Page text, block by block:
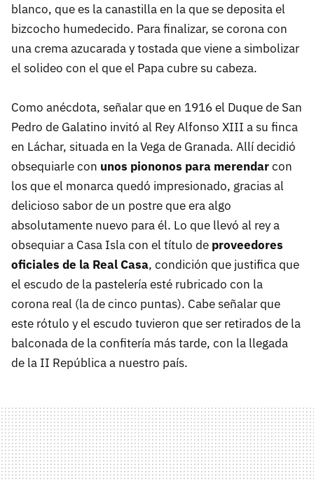
blanco, que es la canastilla en la que se deposita el
bizcocho humedecido. Para finalizar, se corona con
una crema azucarada y tostada que viene a simbolizar
el solideo con el que el Papa cubre su cabeza.
Como anécdota, señalar que en 1916 el Duque de San
Pedro de Galatino invitó al Rey Alfonso XIII a su finca
en Láchar, situada en la Vega de Granada. Allí decidió
obsequiarle con unos piononos para merendarcon
los que el monarca quedó impresionado, gracias al
delicioso sabor de un postre que era algo
absolutamente nuevo para él. Lo que llevó al rey a
obsequiar a Casa Isla con el título de proveedores
oficiales de la Real Casa, condición que justifica que
el escudo de la pastelería esté rubricado con la
corona real (la de cinco puntas). Cabe señalar que
este rótulo y el escudo tuvieron que ser retirados de la
balconada de la confitería más tarde, con la llegada
de la II República a nuestro país.